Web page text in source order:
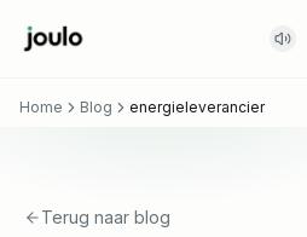
Home Blog energieleverancier
Terug naar blog